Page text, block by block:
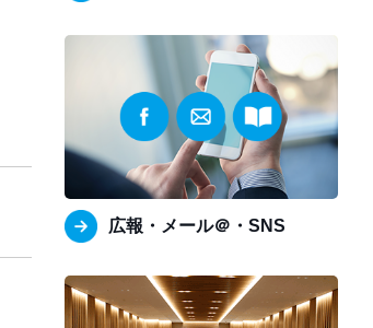
広報・メール＠・SNS